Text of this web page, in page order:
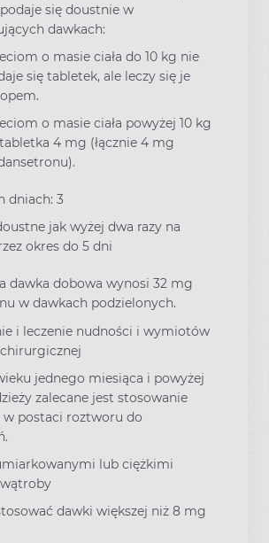
się doustnie w
dawkach:
o masie ciała do 10 kg nie
się tabletek, ale leczy się je
o masie ciała powyżej 10 kg
tabletka 4 mg (łącznie 4 mg
dniach: 3
jak wyżej dwa razy na
okres do 5 dni
dawka dobowa wynosi 32 mg
w dawkach podzielonych.
i leczenie nudności i wymiotów
jednego miesiąca i powyżej
zalecane jest stosowanie
postaci roztworu do
lub ciężkimi
dawki większej niż 8 mg